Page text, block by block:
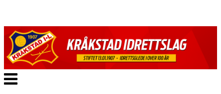
Veksle
navigasjon